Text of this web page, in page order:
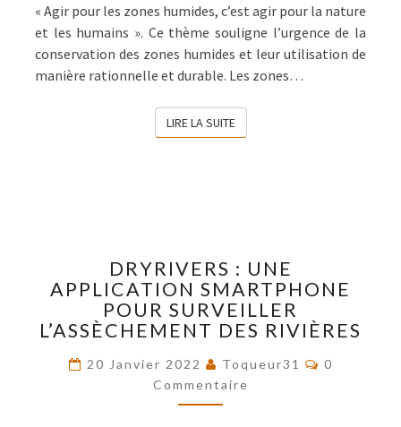
« Agir pour les zones humides, c’est agir pour la nature
et les humains ». Ce thème souligne l’urgence de la
conservation des zones humides et leur utilisation de
manière rationnelle et durable. Les zones…
LIRE LA SUITELIRE LA SUITE
:
UNE
APPLICATION
SMARTPHONE
SURVEILLER
L’ASSÈCHEMENT
DES
DRYRIVERS : UNE
APPLICATION SMARTPHONE
POUR SURVEILLER
L’ASSÈCHEMENT DES RIVIÈRES
20 Janvier 2022 Toqueur31
0
Commentaire